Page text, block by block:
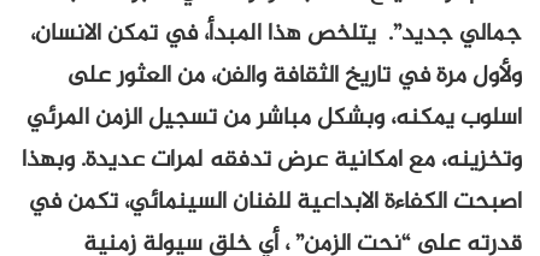
جمالي جديد”. يتلخص هذا المبدأ، في تمكن الانسان،
ولأول مرة في تاريخ الثقافة والفن، من العثور على
اسلوب يمكنه، وبشكل مباشر من تسجيل الزمن المرئي
وتخزينه، مع امكانية عرض تدفقه لمرات عديدة. وبهذا
اصبحت الكفاءة الابداعية للفنان السينمائي، تكمن في
قدرته على “نحت الزمن” ، أي خلق سيولة زمنية